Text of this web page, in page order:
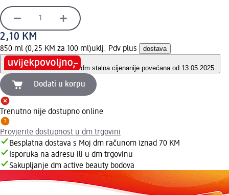
2,10 KM
850 ml (0,25 KM za 100 ml)uklj. Pdv plus dostava
dm stalna cijenanije povećana od 13.05.2025.
Dodati u korpu
Trenutno nije dostupno online
Provjerite dostupnost u dm trgovini
Besplatna dostava s Moj dm računom iznad 70 KM
Isporuka na adresu ili u dm trgovinu
Sakupljanje dm active beauty bodova